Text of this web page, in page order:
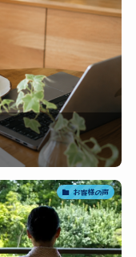
お客様の声